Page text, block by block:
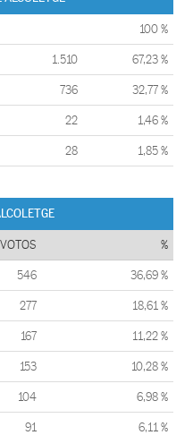
100 %
1.510 67,23 %
736 32,77 %
22 1,46 %
28 1,85 %
VOTOS %
546 36,69 %
277 18,61 %
167 11,22 %
153 10,28 %
104 6,98 %
91 6,11 %